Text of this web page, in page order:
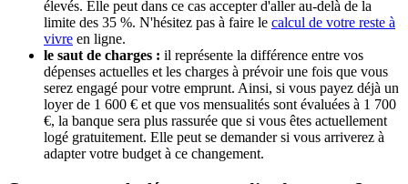
élevés. Elle peut dans ce cas accepter d'aller au-delà de la
limite des 35 %. N'hésitez pas à faire le calcul de votre reste à
vivre en ligne.
le saut de charges : il représente la différence entre vos
dépenses actuelles et les charges à prévoir une fois que vous
serez engagé pour votre emprunt. Ainsi, si vous payez déjà un
loyer de 1 600 € et que vos mensualités sont évaluées à 1 700
€, la banque sera plus rassurée que si vous êtes actuellement
logé gratuitement. Elle peut se demander si vous arriverez à
adapter votre budget à ce changement.